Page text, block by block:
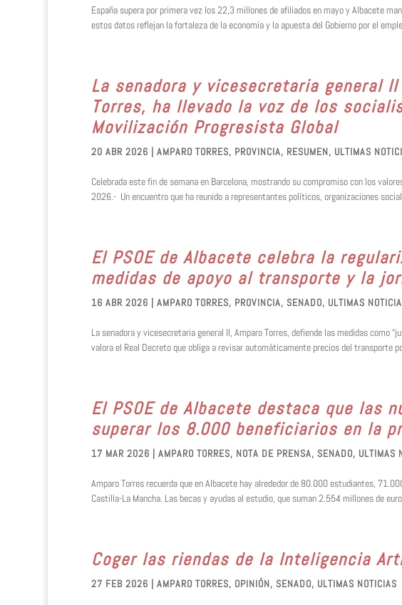
España supera por primera vez los 22,3 millones de afiliados en mayo y Albacete
estos datos reflejan la fortaleza de la economía y la apuesta del Gobierno por el
La senadora y vicesecretaria general II
Torres, ha llevado la voz de los
Movilización Progresista Global
20 ABR 2026 | AMPARO TORRES, PROVINCIA, RESUMEN, ULTIMAS
Celebrada este fin de semana en Barcelona, mostrando su compromiso con los
2026.- Un encuentro que ha reunido a representantes políticos, organizaciones
El PSOE de Albacete celebra la
medidas de apoyo al transporte y la
16 ABR 2026 | AMPARO TORRES, PROVINCIA, SENADO, ULTIMAS
La senadora y vicesecretaria general II, Amparo Torres, defiende las medidas como
valora el Real Decreto que obliga a revisar automáticamente precios del transporte
El PSOE de Albacete destaca que las
superar los 8.000 beneficiarios en la
17 MAR 2026 | AMPARO TORRES, NOTA DE PRENSA, SENADO, ULTIMAS
​Amparo Torres recuerda que en Albacete hay alrededor de 80.000 estudiantes,
Castilla-La Mancha. ​Las becas y ayudas al estudio, que suman 2.554 millones de
Coger las riendas de la Inteligencia
27 FEB 2026 | AMPARO TORRES, OPINIÓN, SENADO, ULTIMAS NOTICIAS